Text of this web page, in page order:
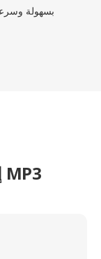
كيفية تحويل SNDT إلى MP3